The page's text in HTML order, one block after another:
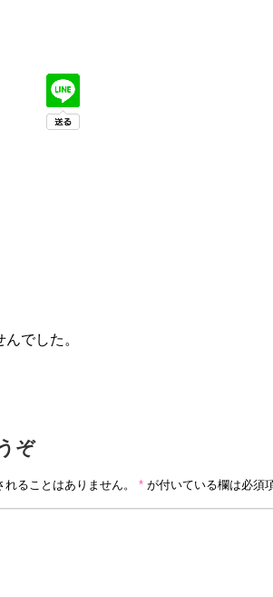
でした。
ぞ
ることはありません。 * が付いている欄は必須